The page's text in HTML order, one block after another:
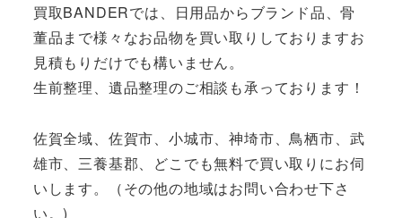
買取BANDERでは、日用品からブランド品、骨
董品まで様々なお品物を買い取りしておりますお
見積もりだけでも構いません。
生前整理、遺品整理のご相談も承っております！
佐賀全域、佐賀市、小城市、神埼市、鳥栖市、武
雄市、三養基郡、どこでも無料で買い取りにお伺
いします。（その他の地域はお問い合わせ下さ
い。)